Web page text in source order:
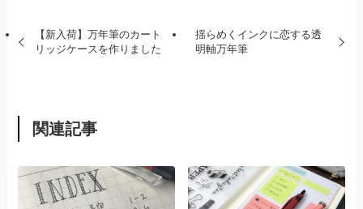
【新入荷】万年筆のカート
リッジケースを作りました
揺らめくインクに恋する透
明軸万年筆
関連記事